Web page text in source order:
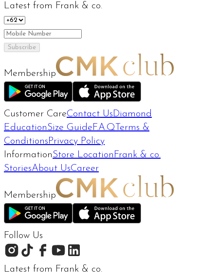
Latest from Frank & co.
Subscribe
Membership
Customer CareContact Us Diamond
EducationSize Guide F.A.Q Terms &
Conditions Privacy Policy
InformationStore Location Frank & co.
StoriesAbout UsCareer
Membership
Follow Us
Latest from Frank & co.